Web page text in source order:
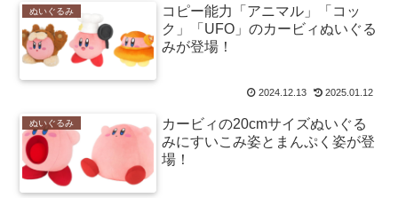
ぬいぐるみ
コピー能力「アニマル」「コッ
ク」「UFO」のカービィぬいぐる
みが登場！
2024.12.13 2025.01.12
ぬいぐるみ
カービィの20cmサイズぬいぐる
みにすいこみ姿とまんぷく姿が登
場！